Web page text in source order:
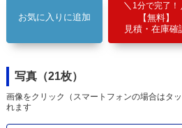
お気に入りに追加
1分で完了！
【無料】
見積・在庫確
写真（21枚）
画像をクリック（スマートフォンの場合はタ
れます